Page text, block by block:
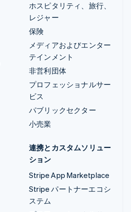
ホスピタリティ、旅行、
レジャー
保険
メディアおよびエンター
テインメント
非営利団体
プロフェッショナルサー
ビス
パブリックセクター
小売業
連携とカスタムソリュー
ション
Stripe App Marketplace
Stripe パートナーエコシ
ステム